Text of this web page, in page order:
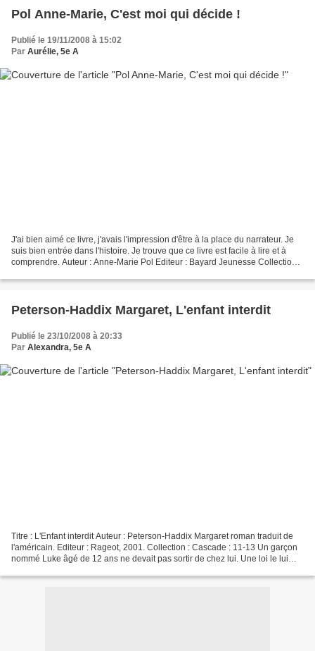
Pol Anne-Marie, C'est moi qui décide !
Publié le 19/11/2008 à 15:02
Par Aurélie, 5e A
J'ai bien aimé ce livre, j'avais l'impression d'être à la place du narrateur. Je
suis bien entrée dans l'histoire. Je trouve que ce livre est facile à lire et à
comprendre. Auteur : Anne-Marie Pol Editeur : Bayard Jeunesse Collection :
Peterson-Haddix Margaret, L'enfant interdit
Publié le 23/10/2008 à 20:33
Par Alexandra, 5e A
Titre : L'Enfant interdit Auteur : Peterson-Haddix Margaret roman traduit de
l'américain. Editeur : Rageot, 2001. Collection : Cascade : 11-13 Un garçon
nommé Luke âgé de 12 ans ne devait pas sortir de chez lui. Une loi le lui